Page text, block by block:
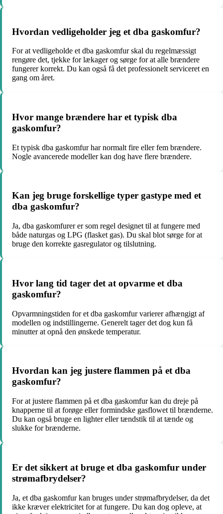
Hvordan vedligeholder jeg et dba gaskomfur?
For at vedligeholde et dba gaskomfur skal du regelmæssigt
rengøre det, tjekke for lækager og sørge for at alle brændere
fungerer korrekt. Du kan også få det professionelt serviceret en
gang om året.
Hvor mange brændere har et typisk dba
gaskomfur?
Et typisk dba gaskomfur har normalt fire eller fem brændere.
Nogle avancerede modeller kan dog have flere brændere.
Kan jeg bruge forskellige typer gastype med et
dba gaskomfur?
Ja, dba gaskomfurer er som regel designet til at fungere med
både naturgas og LPG (flasket gas). Du skal blot sørge for at
bruge den korrekte gasregulator og tilslutning.
Hvor lang tid tager det at opvarme et dba
gaskomfur?
Opvarmningstiden for et dba gaskomfur varierer afhængigt af
modellen og indstillingerne. Generelt tager det dog kun få
minutter at opnå den ønskede temperatur.
Hvordan kan jeg justere flammen på et dba
gaskomfur?
For at justere flammen på et dba gaskomfur kan du dreje på
knapperne til at forøge eller formindske gasflowet til brænderne.
Du kan også bruge en lighter eller tændstik til at tænde og
slukke for brænderne.
Er det sikkert at bruge et dba gaskomfur under
strømafbrydelser?
Ja, et dba gaskomfur kan bruges under strømafbrydelser, da det
ikke kræver elektricitet for at fungere. Du kan dog opleve, at